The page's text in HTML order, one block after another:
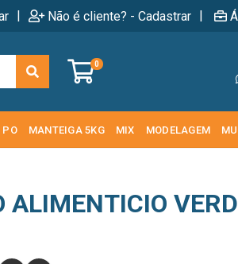
| Não é cliente? - Cadastrar |
0
PO MANTEIGA 5KG MIX MODELAGEM
ALIMENTICIO